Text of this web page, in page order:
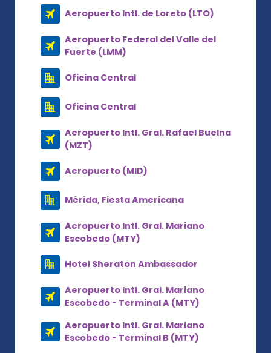
Aeropuerto Intl. de Loreto (LTO)
Aeropuerto Federal del Valle del
Fuerte (LMM)
Oficina Central
Oficina Central
Aeropuerto Intl. Gral. Rafael Buelna
(MZT)
Aeropuerto (MID)
Mérida, Fiesta Americana
Aeropuerto Intl. Gral. Mariano
Escobedo (MTY)
Hotel Sheraton Ambassador
Aeropuerto Intl. Gral. Mariano
Escobedo - Terminal A (MTY)
Aeropuerto Intl. Gral. Mariano
Escobedo - Terminal B (MTY)